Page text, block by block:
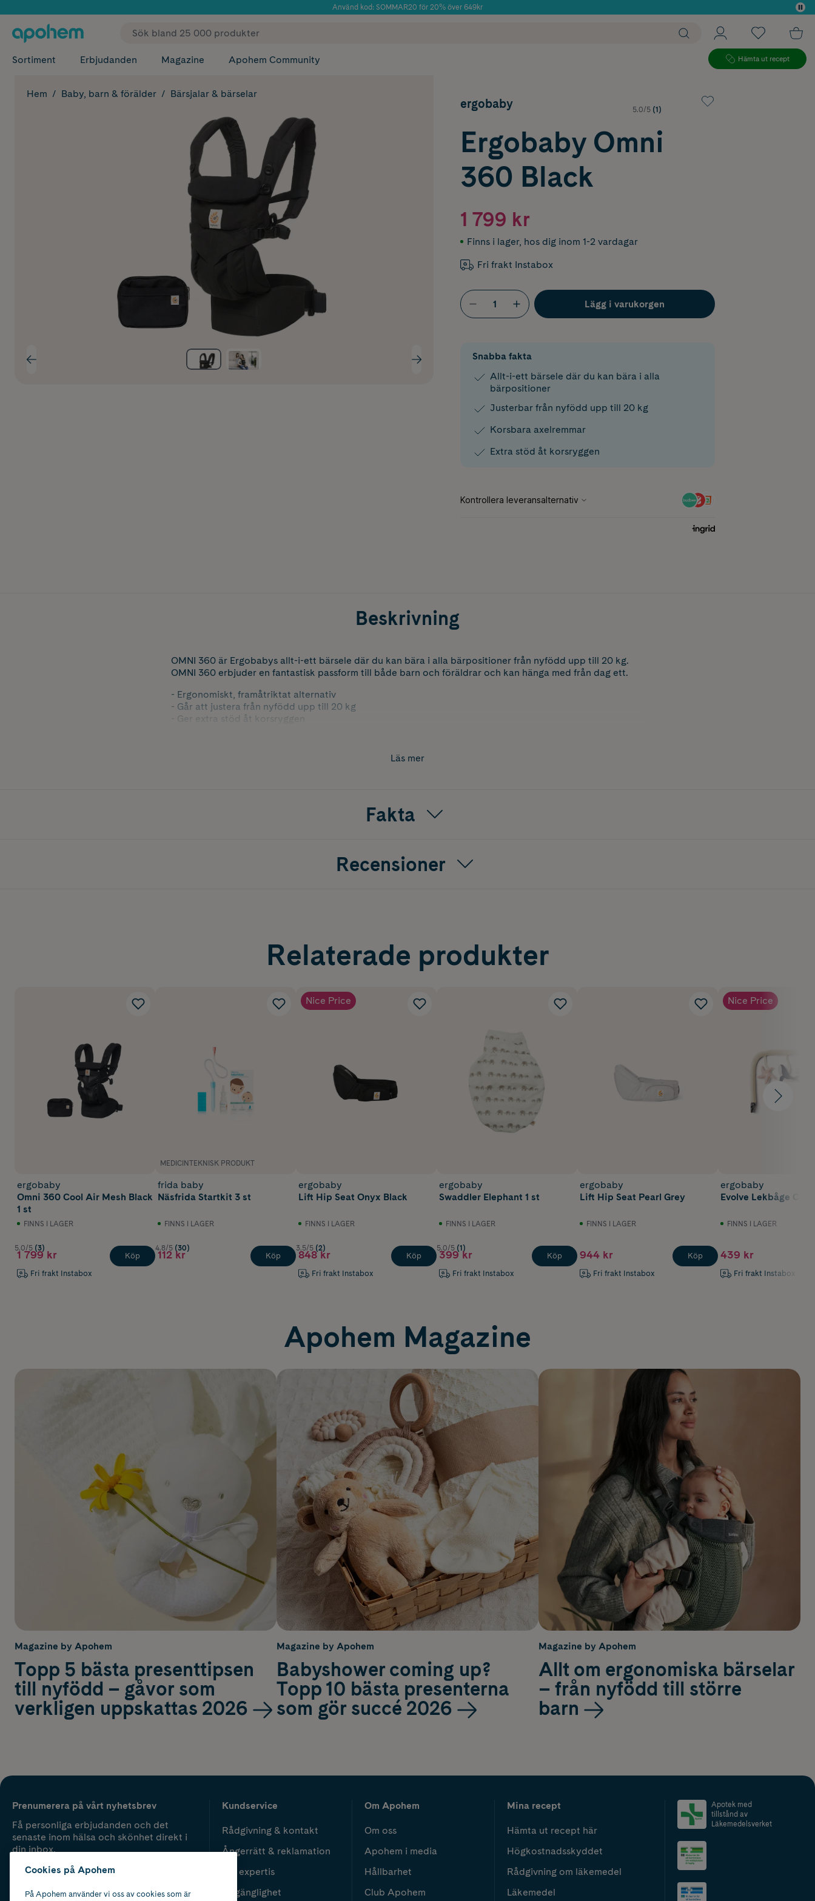
Använd kod: SOMMAR20 för 20% över 649kr
✓ Fri frakt
Sortiment Erbjudanden Magazine Apohem Community Hämta ut recept
Hem Baby, barn & förälder Bärsjalar & bärselar
ergobaby 5.0/5 (1)
Ergobaby Omni
360 Black
1 799 kr
Finns i lager, hos dig inom 1-2 vardagar
Fri frakt Instabox
Lägg i varukorgen
Snabba fakta
Allt-i-ett bärsele där du kan bära i alla
bärpositioner
Justerbar från nyfödd upp till 20 kg
Korsbara axelremmar
Extra stöd åt korsryggen
Beskrivning
OMNI 360 är Ergobabys allt-i-ett bärsele där du kan bära i alla bärpositioner från nyfödd upp till 20 kg.
OMNI 360 erbjuder en fantastisk passform till både barn och föräldrar och kan hänga med från dag ett.
- Ergonomiskt, framåtriktat alternativ
- Går att justera från nyfödd upp till 20 kg
- Ger extra stöd åt korsryggen
Ergobaby Omni 360 har erkänts som en ”höftvänlig” produkt av International Hip Dysplasia Institute.
Läs mer
Fakta
Recensioner
Relaterade produkter
ergobaby
Omni 360 Cool Air Mesh Black
1 st
FINNS I LAGER
5.0/5 (3)
1 799 kr
Fri frakt Instabox
Köp
MEDICINTEKNISK PRODUKT
frida baby
Näsfrida Startkit 3 st
FINNS I LAGER
4.8/5 (30)
112 kr Köp
Nice Price
ergobaby
Lift Hip Seat Onyx Black
FINNS I LAGER
3.5/5 (2)
848 kr
Fri frakt Instabox
Köp
ergobaby
Swaddler Elephant 1 st
FINNS I LAGER
5.0/5 (1)
399 kr
Fri frakt Instabox
Köp
ergobaby
Lift Hip Seat Pearl Grey
FINNS I LAGER
944 kr
Fri frakt Instabox
Köp
Nice Price
ergobaby
Evolve Lekbåge
FINNS I LAGER
439 kr
Fri frakt Instabox
Apohem Magazine
Magazine by Apohem
Topp 5 bästa presenttipsen
till nyfödd – gåvor som
verkligen uppskattas 2026
Magazine by Apohem
Babyshower coming up?
Topp 10 bästa presenterna
som gör succé 2026
Magazine by Apohem
Allt om ergonomiska bärselar
– från nyfödd till större
barn
Prenumerera på vårt nyhetsbrev
Få personliga erbjudanden och det
senaste inom hälsa och skönhet direkt i
din inbox.
Kundservice
Rådgivning & kontakt
Ångerrätt & reklamation
Vår expertis
Tillgänglighet
Om Apohem
Om oss
Apohem i media
Hållbarhet
Club Apohem
Mina recept
Hämta ut recept här
Högkostnadsskyddet
Rådgivning om läkemedel
Läkemedel
Apotek med
tillstånd av
Läkemedelsverket
Cookies på Apohem
På Apohem använder vi oss av cookies som är